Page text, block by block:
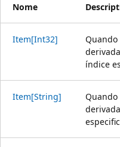
Nome
Item[Int32]
índice
Item[String]